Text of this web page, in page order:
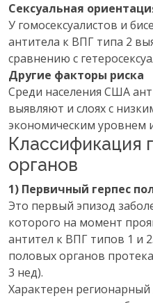
Сексуальная
У гомосексуалистов и
антитела к ВПГ типа 2
сравнению с
Другие факторы риска
Среди населения США
выявляют и слоях с
экономическим уровнем
Классификация
органов
1) Первичный герпес
Это первый эпизод
которого на момент
антител к ВПГ типов 1 и
половых органов
3 нед).
Характерен